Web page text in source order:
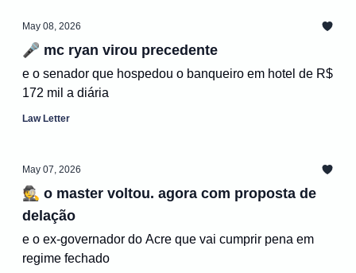
May 08, 2026
🎤 mc ryan virou precedente
e o senador que hospedou o banqueiro em hotel de R$
172 mil a diária
Law Letter
May 07, 2026
🕵️ o master voltou. agora com proposta de
delação
e o ex-governador do Acre que vai cumprir pena em
regime fechado